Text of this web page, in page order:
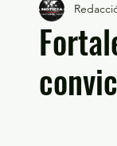
Educación y